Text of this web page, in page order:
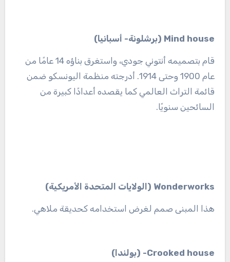
Mind house (برشلونة- أسبانيا)
قام بتصميمه أنتوني جودي، واستغرق بناؤه 14 عامًا من
عام 1900 وحتى 1914. أدرجته منظمة اليونسكو ضمن
قائمة التراث العالمي كما يقصده أعدادًا كبيرة من
السائحين سنويًا.
Wonderworks (الولايات المتحدة الأمريكية)
هذا المبنى صمم لغرض استخدامه كحديقة ملاهي.
Crooked house- (بولندا)